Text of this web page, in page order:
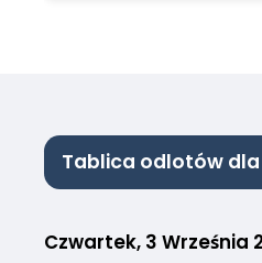
Tablica odlotów
Czwartek, 3 Września